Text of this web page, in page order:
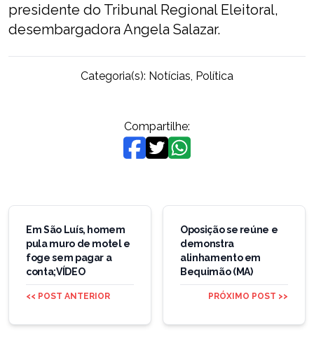
presidente do Tribunal Regional Eleitoral,
desembargadora Angela Salazar.
Categoria(s): Notícias Política
Compartilhe:
Navegação
Post
Em São Luís, homem
pula muro de motel e
foge sem pagar a
conta;VÍDEO
<< POST ANTERIOR
Oposição se reúne e
demonstra
alinhamento em
Bequimão (MA)
PRÓXIMO POST >>